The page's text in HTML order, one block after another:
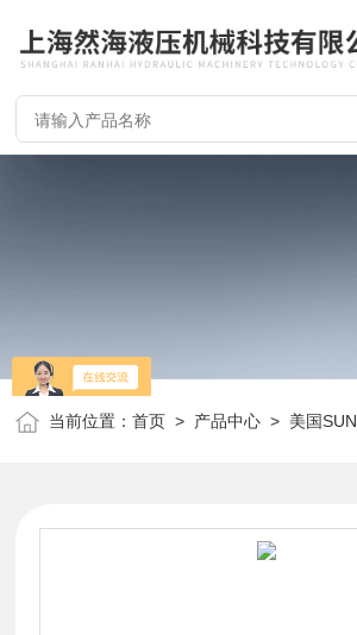
当前位置：首页 > 产品中心 > 美国SUN